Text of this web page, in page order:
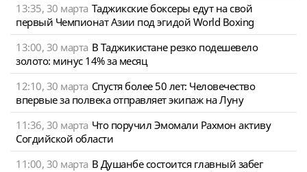
13:35, 30 марта Таджикские боксеры едут на свой
первый Чемпионат Азии под эгидой World Boxing
13:00, 30 марта В Таджикистане резко подешевело
золото: минус 14% за месяц
12:10, 30 марта Спустя более 50 лет: Человечество
впервые за полвека отправляет экипаж на Луну
11:36, 30 марта Что поручил Эмомали Рахмон активу
Согдийской области
11:00, 30 марта В Душанбе состоится главный забег